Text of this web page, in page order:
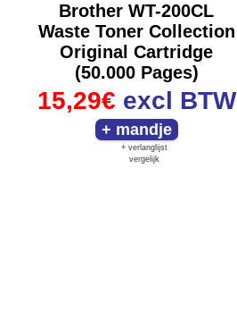
Brother WT-200CL
Waste Toner Collection
Original Cartridge
(50.000 Pages)
15,29€ excl BTW
+ verlanglijst
vergelijk